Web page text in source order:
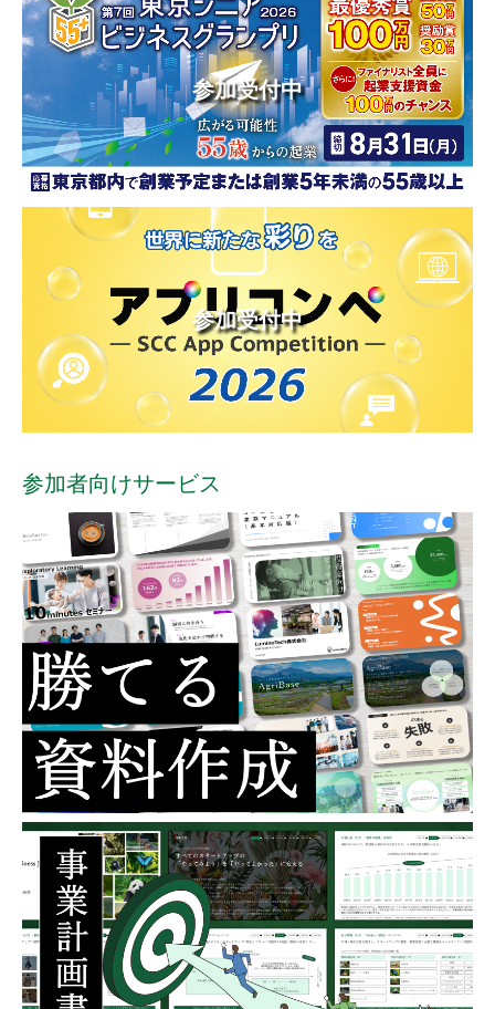
参加受付中
参加受付中
参加者向けサービス